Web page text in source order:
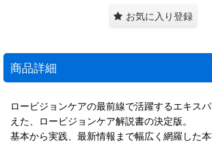
お気に入り登録
商品詳細
ロービジョンケアの最前線で活躍するエキス
えた、ロービジョンケア解説書の決定版。
基本から実践、最新情報まで幅広く網羅した